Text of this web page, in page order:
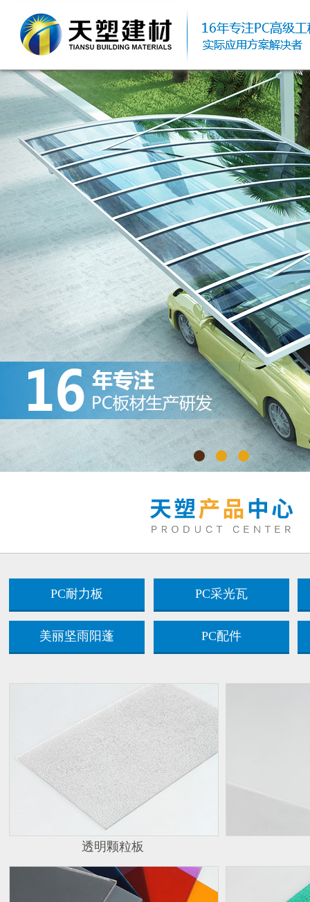
PC耐力板 PC采光瓦
美丽坚雨阳蓬 PC配件
透明颗粒板